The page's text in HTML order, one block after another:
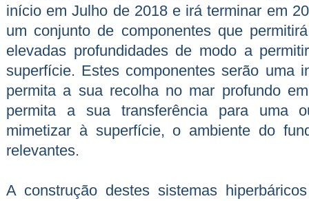
início em Julho de 2018 e irá terminar em
um conjunto de componentes que
elevadas profundidades de modo a
superfície. Estes componentes serão uma
permita a sua recolha no mar profundo
permita a sua transferência para uma
mimetizar à superfície, o ambiente do
relevantes.
A construção destes sistemas